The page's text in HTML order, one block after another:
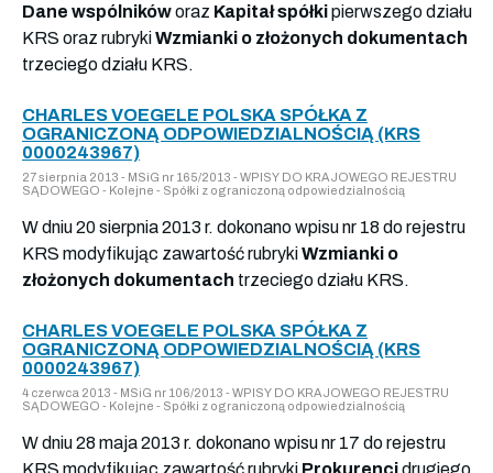
Dane wspólnikóworaz Kapitał spółkipierwszego działu
KRS oraz rubrykiWzmianki o złożonych dokumentach
trzeciego działu KRS.
CHARLES VOEGELE POLSKA SPÓŁKA Z
OGRANICZONĄ ODPOWIEDZIALNOŚCIĄ (KRS
0000243967)
27 sierpnia 2013 - MSiG nr 165/2013 - WPISY DO KRAJOWEGO REJESTRU
SĄDOWEGO - Kolejne - Spółki z ograniczoną odpowiedzialnością
W dniu 20 sierpnia 2013 r. dokonano wpisu nr 18 do rejestru
KRS modyfikując zawartość rubrykiWzmianki o
złożonych dokumentach trzeciego działu KRS.
CHARLES VOEGELE POLSKA SPÓŁKA Z
OGRANICZONĄ ODPOWIEDZIALNOŚCIĄ (KRS
0000243967)
4 czerwca 2013 - MSiG nr 106/2013 - WPISY DO KRAJOWEGO REJESTRU
SĄDOWEGO - Kolejne - Spółki z ograniczoną odpowiedzialnością
W dniu 28 maja 2013 r. dokonano wpisu nr 17 do rejestru
KRS modyfikując zawartość rubryki Prokurencidrugiego